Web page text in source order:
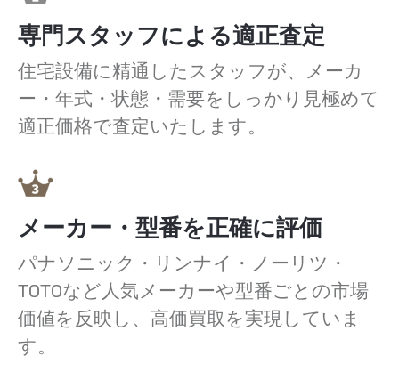
専門スタッフによる適正査定
住宅設備に精通したスタッフが、メーカ
ー・年式・状態・需要をしっかり見極めて
適正価格で査定いたします。
メーカー・型番を正確に評価
パナソニック・リンナイ・ノーリツ・
TOTOなど人気メーカーや型番ごとの市場
価値を反映し、高価買取を実現していま
す。